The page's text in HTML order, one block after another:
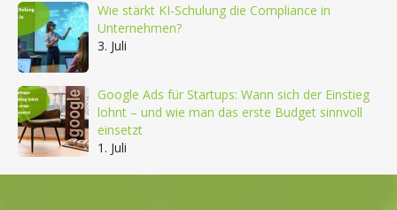
Wie stärkt KI-Schulung die Compliance in
Unternehmen?
3. Juli
Google Ads für Startups: Wann sich der Einstieg
lohnt – und wie man das erste Budget sinnvoll
einsetzt
1. Juli